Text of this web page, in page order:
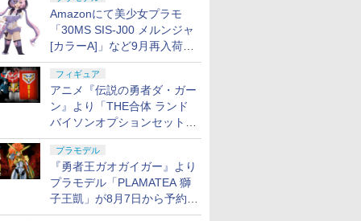
Amazonにて美少女プラモ
「30MS SIS-J00 メルンジャ
[カラーA]」など9月再入荷分
が販売再開！
フィギュア
アニメ『伝説の勇者ダ・ガー
ン』より「THE合体 ランド
バイソンオプションセット」
が8月7日から予約受付開始！
プラモデル
『勇者王ガオガイガー』より
プラモデル「PLAMATEA 獅
子王凱」が8月7日から予約受
付開始！